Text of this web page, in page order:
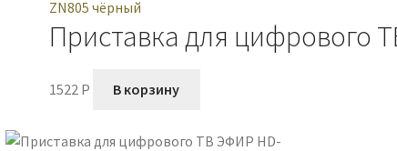
Приставка для цифрового
1522 P В корзину